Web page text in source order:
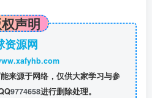
声明
资源网
来源于网络，仅供大家学习与参
9774658进行删除处理。